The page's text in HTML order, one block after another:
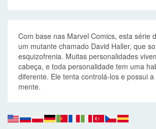
Com base nas Marvel Comics, esta série
um mutante chamado David Haller, que
esquizofrenia. Muitas personalidades
cabeça, e toda personalidade tem uma
diferente. Ele tenta controlá-los e possui
mente.